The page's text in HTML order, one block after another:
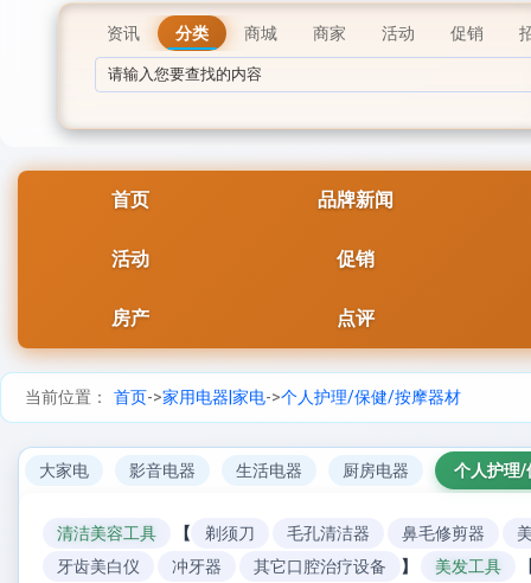
资讯 分类 商城 商家 活动 促销
首页 品牌新闻
活动 促销
房产 点评
当前位置： 首页->家用电器|家电->个人护理/保健/按摩器材
大家电 影音电器 生活电器 厨房电器 个人护理/
清洁美容工具 【 剃须刀 毛孔清洁器 鼻毛修剪器
牙齿美白仪
冲牙器 其它口腔治疗设备 】 美发工具